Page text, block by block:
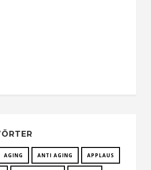
AGING ANTI AGING APPLAUS